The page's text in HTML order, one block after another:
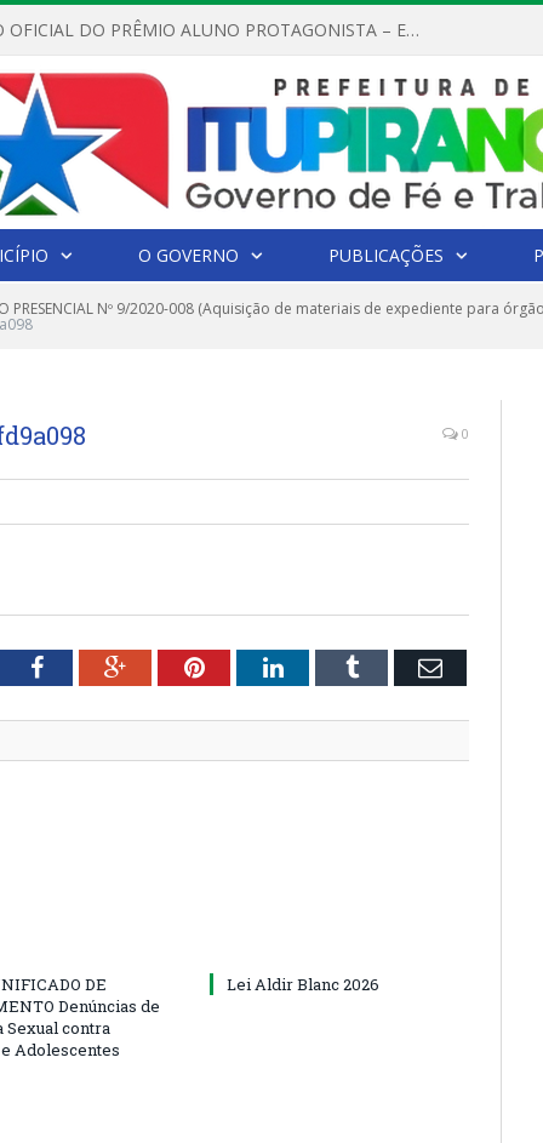
REGULAMENTO OFICIAL DO PRÊMIO ALUNO PROTAGONISTA – EDIÇÃO 2026
O GOVERNO PUBLICAÇÕES
PRESENCIAL Nº 9/2020-008 (Aquisição de materiais de expediente para
0
FacebookGoogle+PinterestLinkedInTumblr Email
DE
Denúncias de
Sexual contra
Adolescentes
Lei Aldir Blanc 2026